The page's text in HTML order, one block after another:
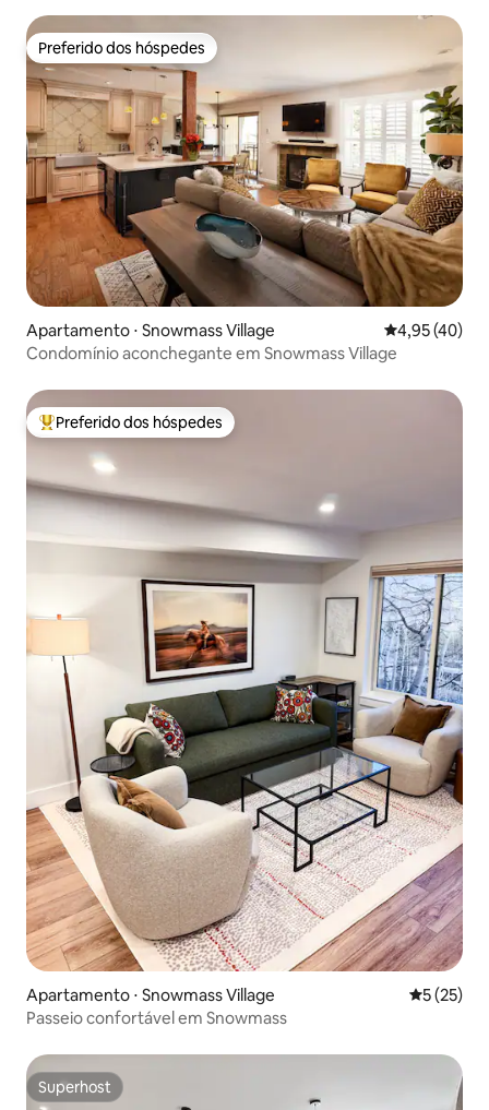
Preferido dos hóspedes
Preferido dos hóspedes
Apartamento ⋅ Snowmass Village 4,95 de uma
4,95 (40)
Condomínio aconchegante em Snowmass Village
Entre os melhores preferidos dos hóspedes
Preferido dos hóspedes
Apartamento ⋅ Snowmass Village 5 de uma
5 (25)
Passeio confortável em Snowmass
Superhost
Superhost